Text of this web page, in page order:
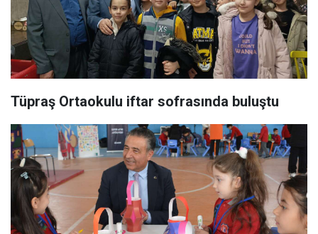
Tüpraş Ortaokulu iftar sofrasında buluştu